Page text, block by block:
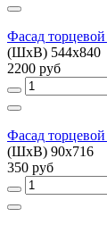
Фасад
(ШхВ) 544х840
2200 руб
Фасад
(ШхВ) 90х716
350 руб